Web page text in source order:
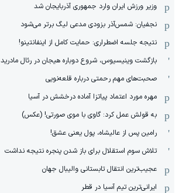
وزیر ورزش ایران وارد جمهوری آذربایجان شد
نجفیان: شمس‌آذر بزودی مدعی لیگ برتر می‌شود
نتیجه جلسه اضطراری: حمایت کامل از اینفانتینو!
بازگشت وینیسیوس، شروع دوباره هیجان در رئال مادرید
صحبت‌های مهم رحمتی درباره قلعه‌نویی
مهره مورد اعتماد پیاتزا آماده درخشش در آسیا
به قولش عمل کرد: گاوی با موی صورتی! (عکس)
رامین پس از عالیشاه، پول یعنی عشق!
تلاش سوم استقلال برای باز شدن پنجره نتیجه نداشت
عجیب‌ترین انتقال تابستانی والیبال جهان
ایرانی‌ترین تیم آسیا در قطر